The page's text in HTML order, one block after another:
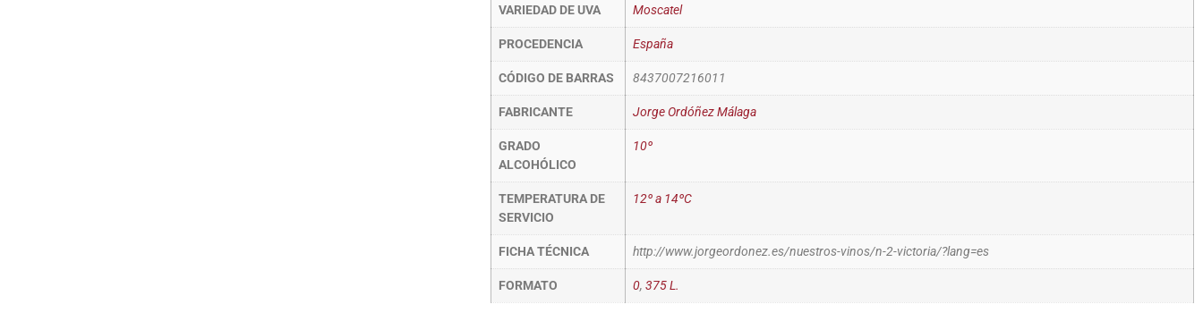
VARIEDAD DE UVA Moscatel
PROCEDENCIA España
CÓDIGO DE BARRAS 8437007216011
FABRICANTE Jorge Ordóñez Málaga
GRADO
ALCOHÓLICO
10º
TEMPERATURA DE
SERVICIO
12º a 14ºC
FICHA TÉCNICA http://www.jorgeordonez.es/nuestros-vinos/n-2-victoria/?lang=es
FORMATO 0, 375 L.